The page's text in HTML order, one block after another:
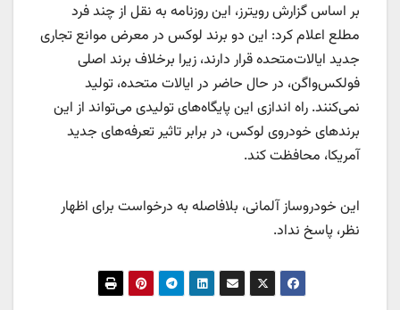
بر اساس گزارش رویترز، این روزنامه به نقل از چند فرد
مطلع اعلام کرد: این دو برند لوکس در معرض موانع تجاری
جدید ایالات‌متحده قرار دارند، زیرا برخلاف برند اصلی
فولکس‌واگن، در حال حاضر در ایالات متحده، تولید
نمی‌کنند. راه اندازی این پایگاه‌های تولیدی می‌تواند از این
برندهای خودروی لوکس، در برابر تاثیر تعرفه‌های جدید
آمریکا، محافظت کند.
این خودروساز آلمانی، بلافاصله به درخواست برای اظهار
نظر، پاسخ نداد.